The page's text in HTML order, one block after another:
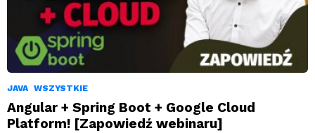
JAVA WSZYSTKIE
Angular + Spring Boot + Google Cloud
Platform! [Zapowiedź webinaru]